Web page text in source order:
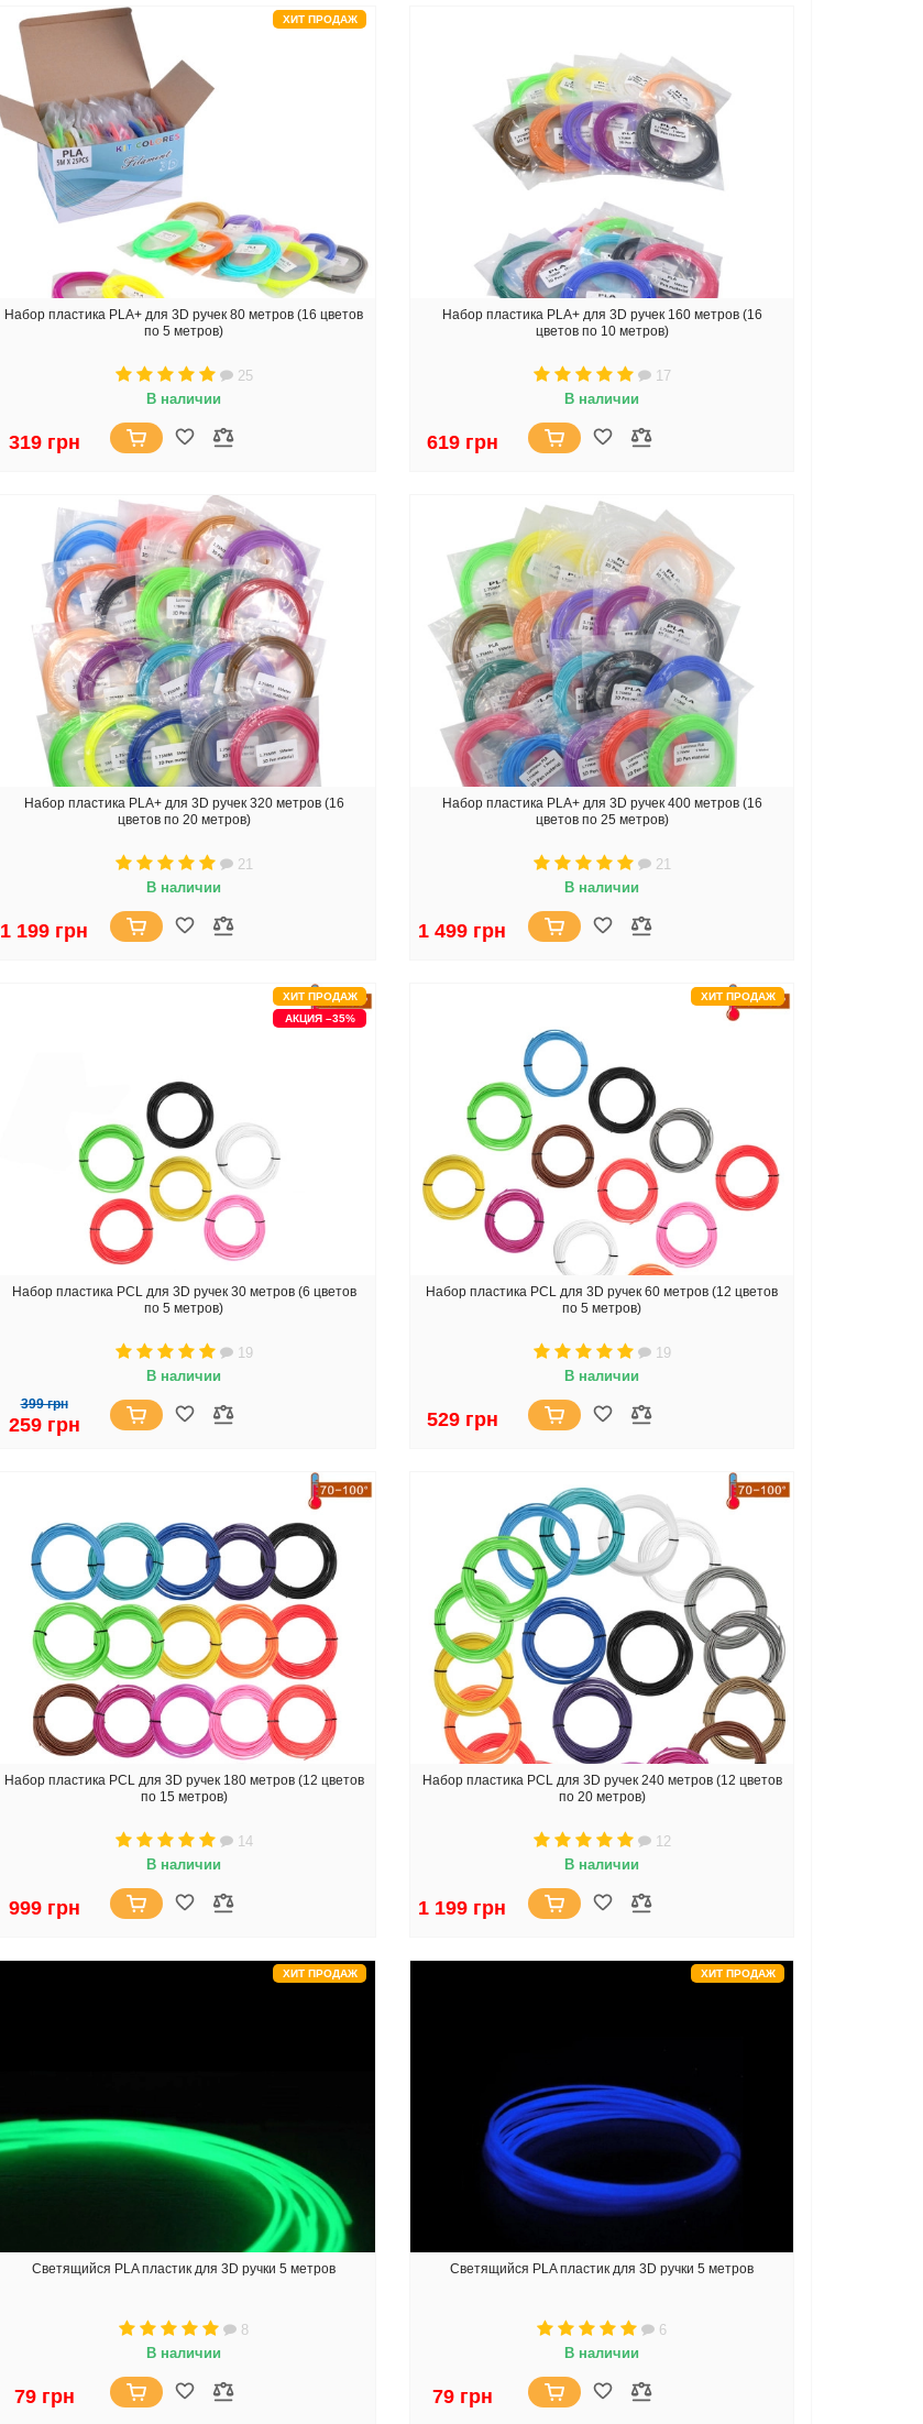
ХИТ ПРОДАЖ
Набор пластика PLA+ для 3D ручек 80 метров (16 цветов
по 5 метров)
25
В наличии
319 грн
Набор пластика PLA+ для 3D ручек 160 метров (16
цветов по 10 метров)
17
В наличии
619 грн
Набор пластика PLA+ для 3D ручек 320 метров (16
цветов по 20 метров)
21
В наличии
1 199 грн
Набор пластика PLA+ для 3D ручек 400 метров (16
цветов по 25 метров)
21
В наличии
1 499 грн
ХИТ ПРОДАЖ
АКЦИЯ –35%
Набор пластика PCL для 3D ручек 30 метров (6 цветов
по 5 метров)
19
В наличии
399 грн
259 грн
ХИТ ПРОДАЖ
Набор пластика PCL для 3D ручек 60 метров (12 цветов
по 5 метров)
19
В наличии
529 грн
Набор пластика PCL для 3D ручек 180 метров (12 цветов
по 15 метров)
14
В наличии
999 грн
Набор пластика PCL для 3D ручек 240 метров (12 цветов
по 20 метров)
12
В наличии
1 199 грн
ХИТ ПРОДАЖ
Светящийся PLA пластик для 3D ручки 5 метров
8
В наличии
79 грн
ХИТ ПРОДАЖ
Светящийся PLA пластик для 3D ручки 5 метров
6
В наличии
79 грн